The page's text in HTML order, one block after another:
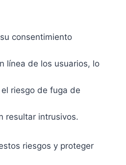
consentimiento
línea de los usuarios, lo
riesgo de fuga de
resultar intrusivos.
riesgos y proteger